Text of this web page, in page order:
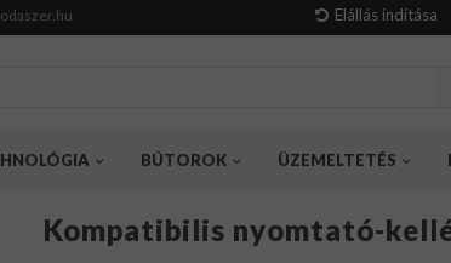
Elállás indítása
BÚTOROK ÜZEMELTETÉS
Kompatibilis nyomtató-